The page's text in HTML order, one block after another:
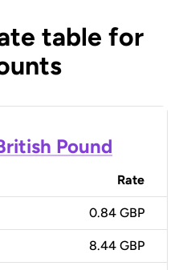
table for
Pound
Rate
0.84 GBP
8.44 GBP